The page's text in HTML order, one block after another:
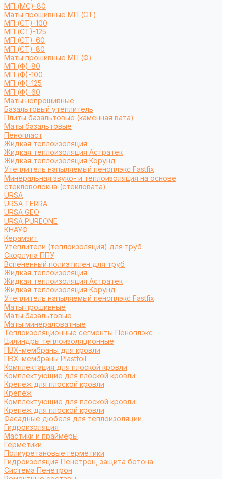
МП (МС)-80
Маты прошивные МП (СТ)
МП (СТ)-100
МП (СТ)-125
МП (СТ)-60
МП (СТ)-80
Маты прошивные МП (Ф)
МП (Ф)-80
МП (Ф)-100
МП (Ф)-125
МП (Ф)-60
Маты непрошивные
Базальтовый утеплитель
Плиты базальтовые (каменная вата)
Маты базальтовые
Пенопласт
Жидкая теплоизоляция
Жидкая теплоизоляция Астратек
Жидкая теплоизоляция Корунд
Утеплитель напыляемый пеноплэкс Fastfix
Минеральная звуко- и теплоизоляция на основе
стекловолокна (стекловата)
URSA
URSA TERRA
URSA GEO
URSA PUREONE
КНАУФ
Керамзит
Утеплители (теплоизоляция) для труб
Cкорлупа ППУ
Вспененный полиэтилен для труб
Жидкая теплоизоляция
Жидкая теплоизоляция Астратек
Жидкая теплоизоляция Корунд
Утеплитель напыляемый пеноплэкс Fastfix
Маты прошивные
Маты базальтовые
Маты минераловатные
Теплоизоляционные сегменты Пеноплэкс
Цилиндры теплоизоляционные
ПВХ-мембраны для кровли
ПВХ-мембраны Plastfoil
Комплектация для плоской кровли
Комплектующие для плоской кровли
Крепеж для плоской кровли
Крепеж
Комплектующие для плоской кровли
Крепеж для плоской кровли
Фасадные дюбеля для теплоизоляции
Гидроизоляция
Мастики и праймеры
Герметики
Полиуретановые герметики
Гидроизоляция Пенетрон, защита бетона
Система Пенетрон